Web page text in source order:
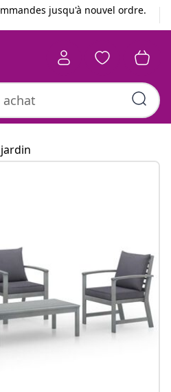
jusqu'à nouvel ordre.